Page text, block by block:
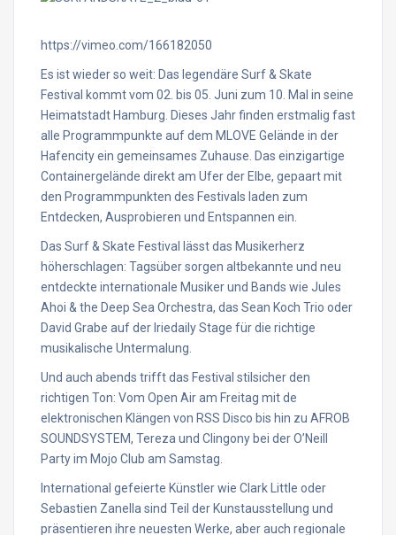
https://vimeo.com/166182050
Es ist wieder so weit: Das legendäre Surf & Skate
Festival kommt vom 02. bis 05. Juni zum 10. Mal in seine
Heimatstadt Hamburg. Dieses Jahr finden erstmalig fast
alle Programmpunkte auf dem MLOVE Gelände in der
Hafencity ein gemeinsames Zuhause. Das einzigartige
Containergelände direkt am Ufer der Elbe, gepaart mit
den Programmpunkten des Festivals laden zum
Entdecken, Ausprobieren und Entspannen ein.
Das Surf & Skate Festival lässt das Musikerherz
höherschlagen: Tagsüber sorgen altbekannte und neu
entdeckte internationale Musiker und Bands wie Jules
Ahoi & the Deep Sea Orchestra, das Sean Koch Trio oder
David Grabe auf der Iriedaily Stage für die richtige
musikalische Untermalung.
Und auch abends trifft das Festival stilsicher den
richtigen Ton: Vom Open Air am Freitag mit de
elektronischen Klängen von RSS Disco bis hin zu AFROB
SOUNDSYSTEM, Tereza und Clingony bei der O’Neill
Party im Mojo Club am Samstag.
International gefeierte Künstler wie Clark Little oder
Sebastien Zanella sind Teil der Kunstausstellung und
präsentieren ihre neuesten Werke, aber auch regionale